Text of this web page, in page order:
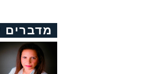
מדברים